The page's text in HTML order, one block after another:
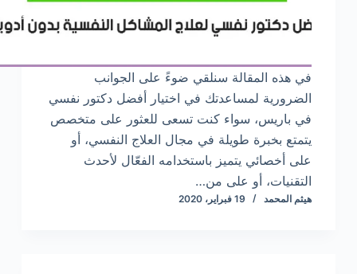
في هذه المقالة سنلقي ضوءً على الجوانب
الضرورية لمساعدتك في اختيار أفضل دكتور نفسي
في باريس، سواء كنت تسعى للعثور على متخصص
يتمتع بخبرة طويلة في مجال العلاج النفسي، أو
على أخصائي يتميز باستخدامه الفعّال لأحدث
التقنيات، أو على من…
هيثم المحمد 19 فبراير، 2020